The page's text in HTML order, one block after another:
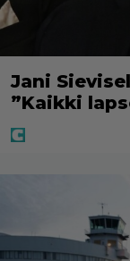
Jani
”Kaikki